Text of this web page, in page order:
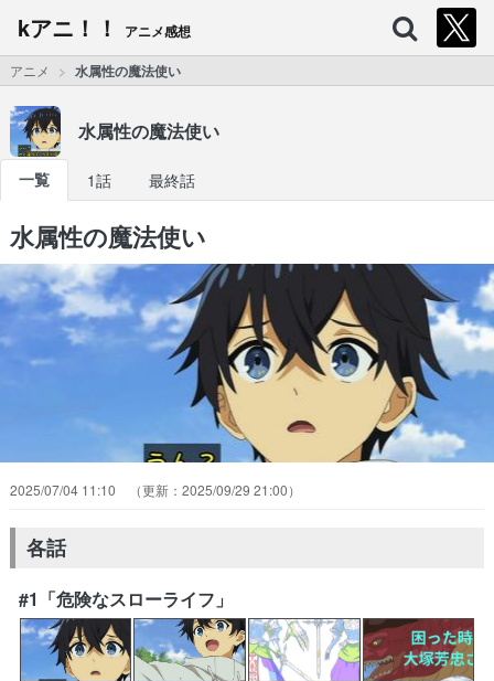
kアニ！！ アニメ感想
アニメ 水属性の魔法使い
水属性の魔法使い
一覧 1話 最終話
水属性の魔法使い
2025/07/04 11:10 2025/09/29 21:00
各話
#1「危険なスローライフ」